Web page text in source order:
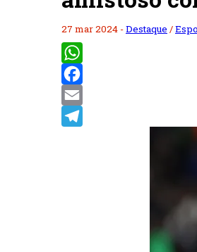
27 mar 2024 -Destaque /
WhatsApp
Facebook
Email